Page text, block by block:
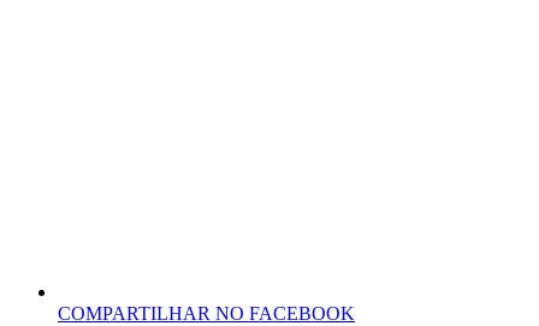
COMPARTILHAR NO FACEBOOK